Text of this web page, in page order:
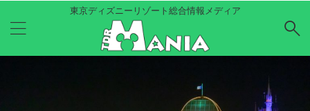
東京ディズニーリゾート総合情報メディア